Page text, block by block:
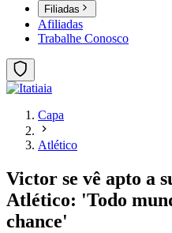
Filiadas
Afiliadas
Trabalhe Conosco
Capa
Atlético
Victor se vê apto a
Atlético: 'Todo
chance'